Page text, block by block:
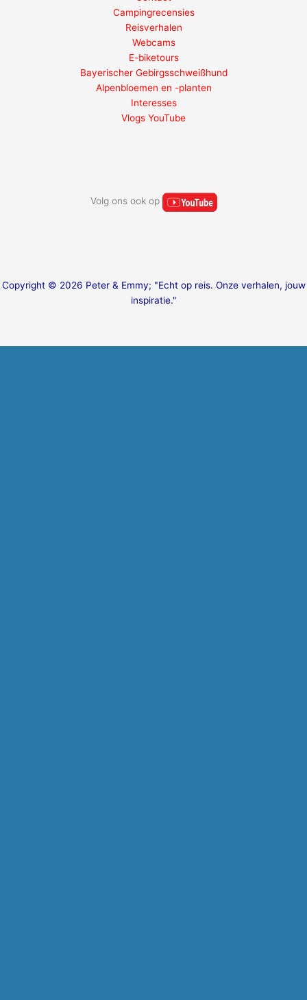
Campingrecensies
Reisverhalen
Webcams
E-biketours
Bayerischer Gebirgsschweißhund
Alpenbloemen en -planten
Interesses
Vlogs YouTube
Volg ons ook op
Copyright © 2026 Peter & Emmy; "Echt op reis. Onze verhalen, jouw
inspiratie."